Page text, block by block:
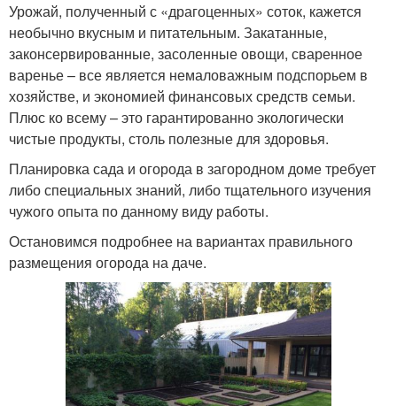
Урожай, полученный с «драгоценных» соток, кажется
необычно вкусным и питательным. Закатанные,
законсервированные, засоленные овощи, сваренное
варенье – все является немаловажным подспорьем в
хозяйстве, и экономией финансовых средств семьи.
Плюс ко всему – это гарантированно экологически
чистые продукты, столь полезные для здоровья.
Планировка сада и огорода в загородном доме требует
либо специальных знаний, либо тщательного изучения
чужого опыта по данному виду работы.
Остановимся подробнее на вариантах правильного
размещения огорода на даче.